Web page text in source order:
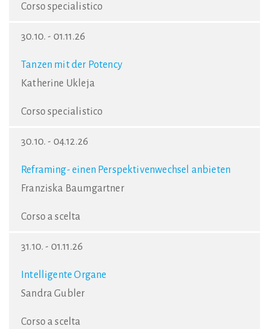
Corso specialistico
30.10. - 01.11.26
Tanzen mit der Potency
Katherine Ukleja
Corso specialistico
30.10. - 04.12.26
Reframing- einen Perspektivenwechsel anbieten
Franziska Baumgartner
Corso a scelta
31.10. - 01.11.26
Intelligente Organe
Sandra Gubler
Corso a scelta